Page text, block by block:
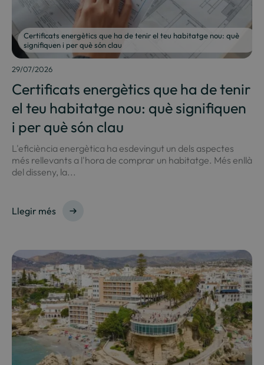
Certificats energètics que ha de tenir el teu habitatge nou: què
signifiquen i per què són clau
29/07/2026
Certificats energètics que ha de tenir
el teu habitatge nou: què signifiquen
i per què són clau
L'eficiència energètica ha esdevingut un dels aspectes
més rellevants a l'hora de comprar un habitatge. Més enllà
del disseny, la...
Llegir més